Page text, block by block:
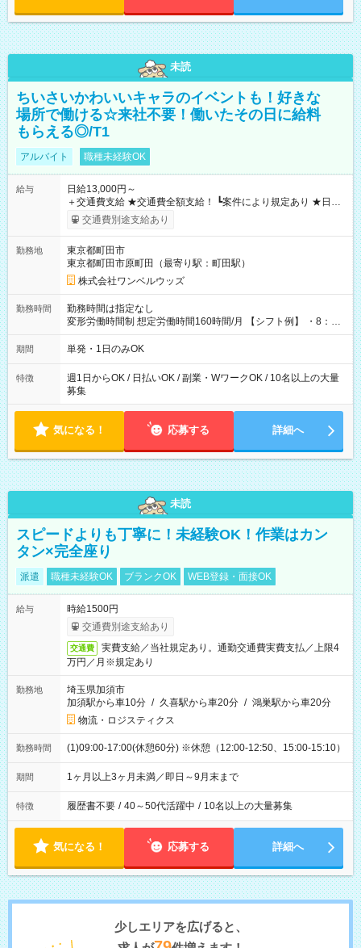
未読
ちいさいかわいいキャラのイベントも！好きな
場所で働ける☆来社不要！働いたその日に給料
もらえる◎/T1
アルバイト 職種未経験OK
給与
日給13,000円～
＋交通費支給 ★交通費全額支給！ ┗案件により規定あり ★日払
いOK！（規定あり） ┗働いたその日に現金GET♪ お仕事後はコ
ンビニATMから 日払い分を引き落とせます！ 【試用期間】試
交通費別途支給あり
勤務地
東京都町田市
東京都町田市原町田（最寄り駅：町田駅）
株式会社ワンベルウッズ
勤務時間
勤務時間は指定なし
変形労働時間制 想定労働時間160時間/月 【シフト例】 ・8：00
～21：00
期間 単発・1日のみOK
特徴
週1日からOK / 日払いOK / 副業・WワークOK / 10名以上の大量
募集
気になる！ 応募する 詳細へ
未読
スピードよりも丁寧に！未経験OK！作業はカン
タン×完全座り
派遣 職種未経験OK ブランクOK WEB登録・面接OK
給与
時給1500円
交通費別途支給あり
交通費
実費支給／当社規定あり。通勤交通費実費支払／上限4
万円／月※規定あり
勤務地
埼玉県加須市
加須駅から車10分 / 久喜駅から車20分 / 鴻巣駅から車20分
物流・ロジスティクス
勤務時間 (1)09:00-17:00(休憩60分) ※休憩（12:00-12:50、15:00-15:10）
期間 1ヶ月以上3ヶ月未満／即日～9月末まで
特徴 履歴書不要 / 40～50代活躍中 / 10名以上の大量募集
気になる！ 応募する 詳細へ
少しエリアを広げると、